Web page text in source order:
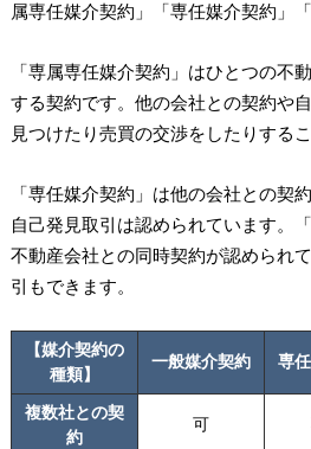
属専任媒介契約」「専任媒介契約」
「専属専任媒介契約」はひとつの不
する契約です。他の会社との契約や
見つけたり売買の交渉をしたりする
「専任媒介契約」は他の会社との契
自己発見取引は認められています。
不動産会社との同時契約が認められ
引もできます。
【媒介契約の
種類】
一般媒介契約 専
複数社との契
約
可